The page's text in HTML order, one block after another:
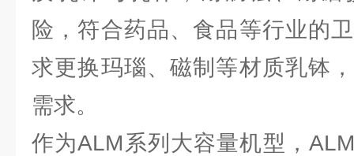
险，符合药品、食品等行业的
求更换玛瑙、磁制等材质乳钵
需求。
作为ALM系列大容量机型，